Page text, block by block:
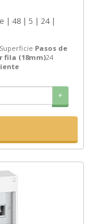
| 24 |
Superficie Pasos de
fila (18mm)24
+